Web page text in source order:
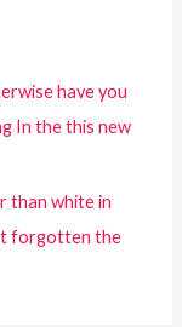
have you
In the this new
than white in
forgotten the